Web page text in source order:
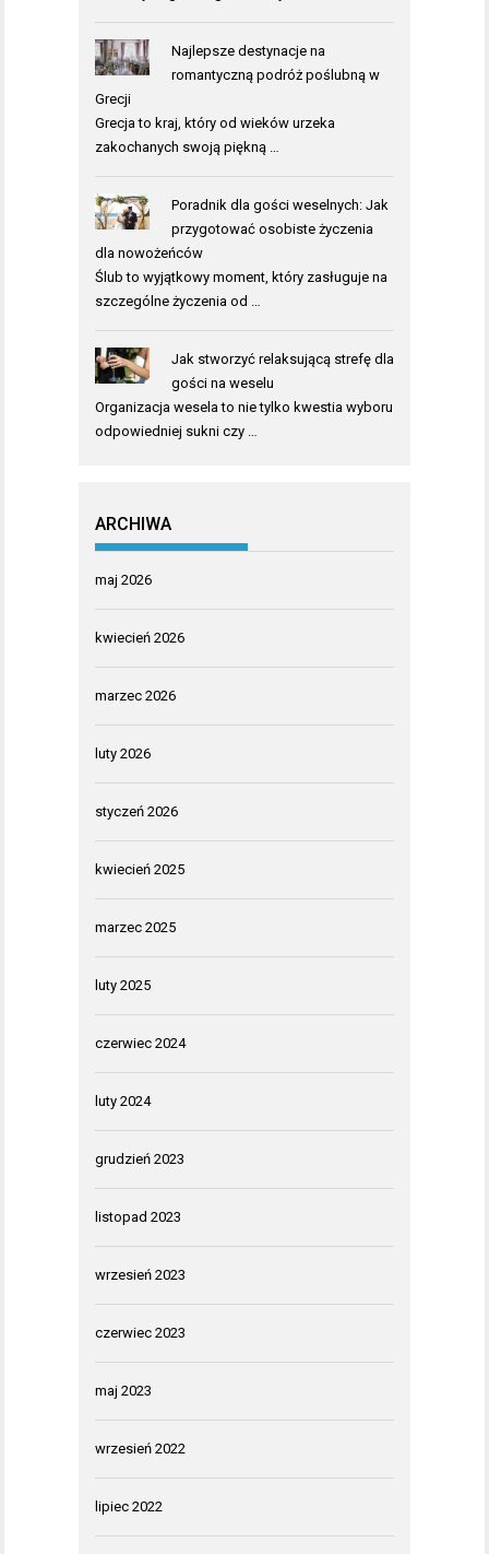
Najlepsze destynacje na
romantyczną podróż poślubną w
Grecji
Grecja to kraj, który od wieków urzeka
zakochanych swoją piękną …
Poradnik dla gości weselnych: Jak
przygotować osobiste życzenia
dla nowożeńców
Ślub to wyjątkowy moment, który zasługuje na
szczególne życzenia od …
Jak stworzyć relaksującą strefę dla
gości na weselu
Organizacja wesela to nie tylko kwestia wyboru
odpowiedniej sukni czy …
ARCHIWA
maj 2026
kwiecień 2026
marzec 2026
luty 2026
styczeń 2026
kwiecień 2025
marzec 2025
luty 2025
czerwiec 2024
luty 2024
grudzień 2023
listopad 2023
wrzesień 2023
czerwiec 2023
maj 2023
wrzesień 2022
lipiec 2022